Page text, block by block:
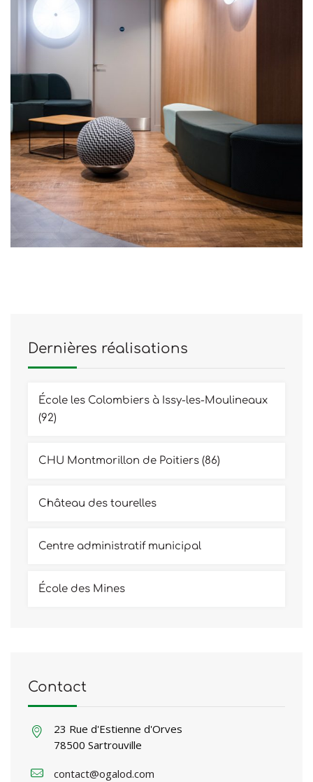
Dernières réalisations
École les Colombiers à Issy-les-Moulineaux
(92)
CHU Montmorillon de Poitiers (86)
Château des tourelles
Centre administratif municipal
École des Mines
Contact
23 Rue d'Estienne d'Orves
78500 Sartrouville
contact@ogalod.com